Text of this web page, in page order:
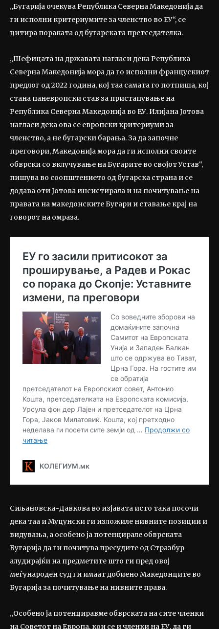
„Бугарија очекува Република Северна Македонија да
ги исполни критериумите за членство во ЕУ“, се
цитира пораката од бугарската претседателка.
„Шефицата на државата нагласи дека Република
Северна Македонија мора да го исполни францускиот
предлог од 2022 година, кој таа самата го потпиша, кој
стана паневропски став за пристапување на
Република Северна Македонија во ЕУ. Илијана Јотова
нагласи дека ова се европски критериуми за
членство, а не бугарски барања. За да започне
преговори, Македонија мора да ги исполни своите
обврски со вклучување на Бугарите во својот Устав“,
пишува во соопштението од бугарска страна и се
додава оти Јотова инсистирала и на почитување на
правата на македонските Бугари и ставање крај на
говорот на омраза.
Сиљановска-Давкова во изјавата исто така посочи
дека таа и Муцунски ги изложиле нивните позиции и
видувања, а особено ја потенцирале обврската
Бугарија да ги почитува пресудите од Стразбур
алудирајќи на предметите што ги пред овој
меѓународен суд ги имаат добиено Македонците во
Бугарија за почитување на нивните права.
„Особено ја потенциравме обврската на сите членки
на Советот на Европа, кои се и членки на ЕУ, да ги